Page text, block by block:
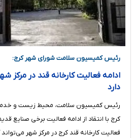
رئیس کمیسیون سلامت شورای شهر کرج:
ادامه فعالیت کارخانه قند در
دارد
رئیس کمیسیون سلامت، محیط زیست و
کرج با انتقاد از ادامه فعالیت برخی صنایع
فعالیت کارخانه قند کرج در مرکز شهر